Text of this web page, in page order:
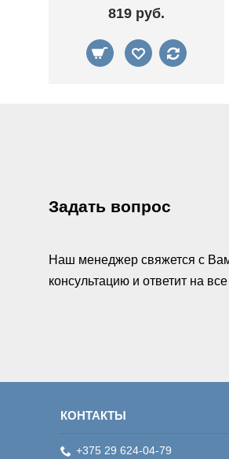
819 руб.
Задать вопрос
Наш менеджер свяжется с
консультацию и ответит на
КОНТАКТЫ
+375 29 624-04-79